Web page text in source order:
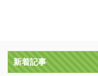
新着記事